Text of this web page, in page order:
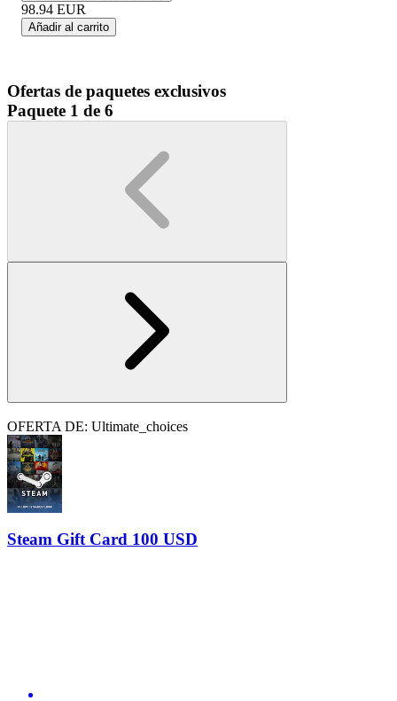
98.94 EUR
Añadir al carrito
Ofertas de paquetes exclusivos
Paquete 1 de 6
OFERTA DE: Ultimate_choices
Steam Gift Card 100 USD